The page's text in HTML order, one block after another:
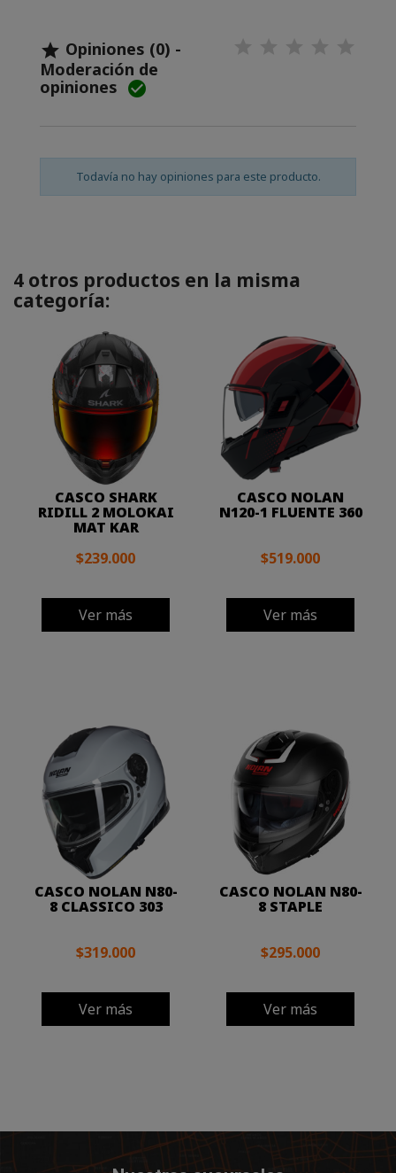
 Opiniones (0) -
Moderación de
opiniones 
Todavía no hay opiniones para este producto.
4 otros productos en la misma
categoría:
CASCO SHARK
RIDILL 2 MOLOKAI
MAT KAR
$239.000
Ver más
CASCO NOLAN
N120-1 FLUENTE 360
$519.000
Ver más
CASCO NOLAN N80-
8 CLASSICO 303
$319.000
Ver más
CASCO NOLAN N80-
8 STAPLE
$295.000
Ver más